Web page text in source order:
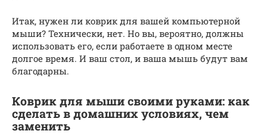
Итак, нужен ли коврик для вашей компьютерной
мыши? Технически, нет. Но вы, вероятно, должны
использовать его, если работаете в одном месте
долгое время. И ваш стол, и ваша мышь будут вам
благодарны.
Коврик для мыши своими руками: как
сделать в домашних условиях, чем
заменить